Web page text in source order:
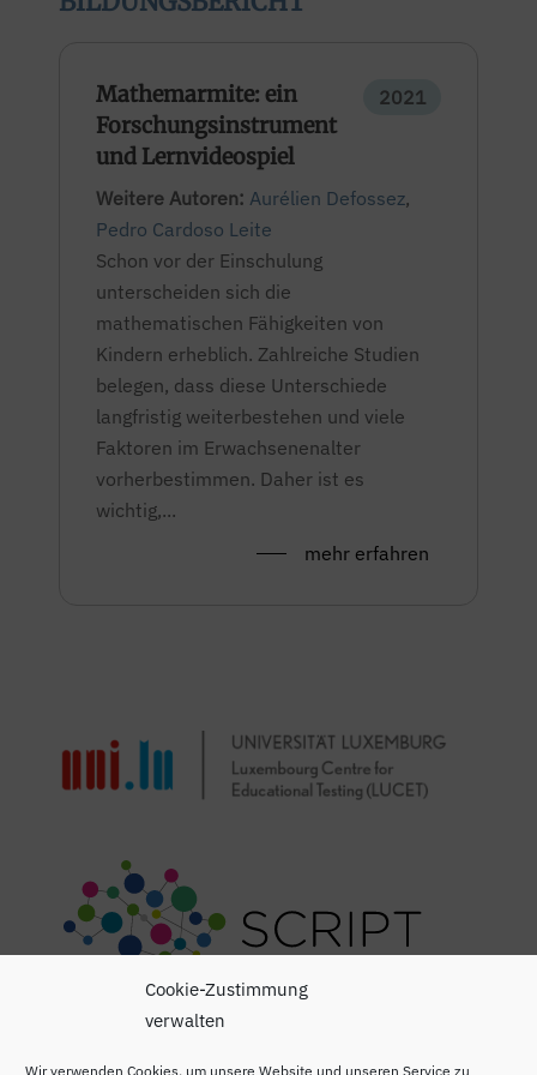
Cookie-Zustimmung
verwalten
Wir verwenden Cookies, um unsere Website und unseren Service zu
Mathemarmite: ein
Forschungsinstrument
und Lernvideospiel
2021
Weitere Autoren: Aurélien Defossez,
Pedro Cardoso Leite
Schon vor der Einschulung
unterscheiden sich die
mathematischen Fähigkeiten von
Kindern erheblich. Zahlreiche Studien
belegen, dass diese Unterschiede
langfristig weiterbestehen und viele
Faktoren im Erwachsenenalter
vorherbestimmen. Daher ist es
wichtig,...
mehr erfahren